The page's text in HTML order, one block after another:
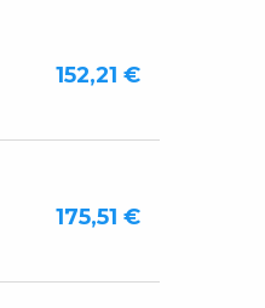
152,21 €
175,51 €